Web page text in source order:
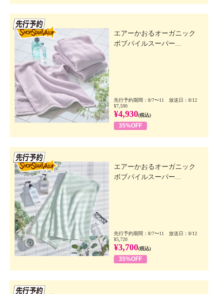
エアーかおるオーガニック
ボブパイルスーパー...
先行予約期間：8/7〜11 放送日：8/12
¥7,590
¥4,930(税込)
35%OFF
エアーかおるオーガニック
ボブパイルスーパー...
先行予約期間：8/7〜11 放送日：8/12
¥5,720
¥3,700(税込)
35%OFF